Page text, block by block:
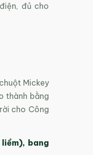
đủ cho
Mickey
thành bằng
cho Công
bang